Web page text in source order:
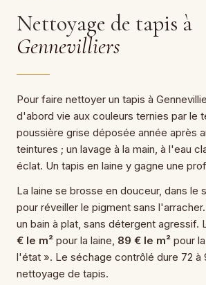
Nettoyage de tapis à
Gennevilliers
Pour faire nettoyer un tapis à
d'abord vie aux couleurs ternies par le
poussière grise déposée année après
teintures ; un lavage à la main, à l'eau
éclat. Un tapis en laine y gagne une
La laine se brosse en douceur, dans le
pour réveiller le pigment sans
un bain à plat, sans détergent agressif.
€ le m² pour la laine, 89 € le m² pour
l'état ». Le séchage contrôlé dure 72 à
nettoyage de tapis.